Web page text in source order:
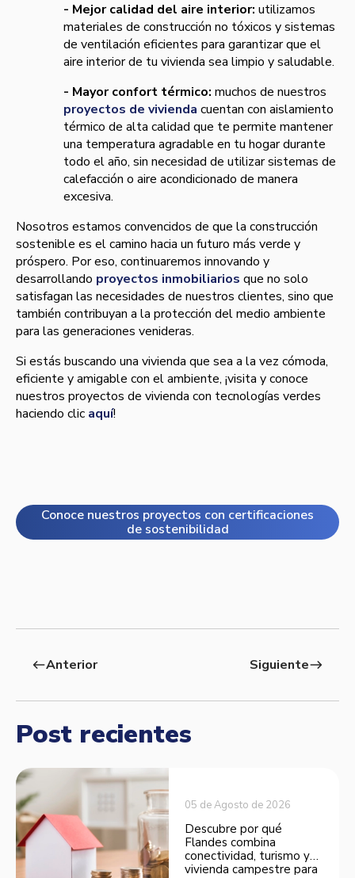
- Mejor calidad del aire interior: utilizamos
materiales de construcción no tóxicos y sistemas
de ventilación eficientes para garantizar que el
aire interior de tu vivienda sea limpio y saludable.
- Mayor confort térmico: muchos de nuestros
proyectos de vivienda cuentan con aislamiento
térmico de alta calidad que te permite mantener
una temperatura agradable en tu hogar durante
todo el año, sin necesidad de utilizar sistemas de
calefacción o aire acondicionado de manera
excesiva.
Nosotros estamos convencidos de que la construcción
sostenible es el camino hacia un futuro más verde y
próspero. Por eso, continuaremos innovando y
desarrollando proyectos inmobiliarios que no solo
satisfagan las necesidades de nuestros clientes, sino que
también contribuyan a la protección del medio ambiente
para las generaciones venideras.
Si estás buscando una vivienda que sea a la vez cómoda,
eficiente y amigable con el ambiente, ¡visita y conoce
nuestros proyectos de vivienda con tecnologías verdes
haciendo clic aquí!
Conoce nuestros proyectos con certificaciones
de sostenibilidad
westAnterior Siguienteeast
Post recientes
05 de Agosto de 2026
Descubre por qué
Flandes combina
conectividad, turismo y
vivienda campestre para